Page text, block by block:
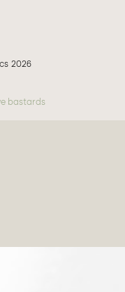
2026
bastards